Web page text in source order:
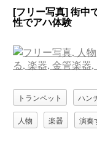
[フリー写真] 街中
性でアハ体験
トランペット ハン
人物 楽器 演奏